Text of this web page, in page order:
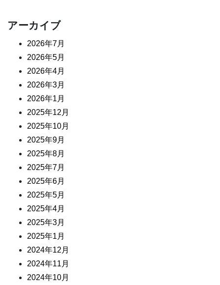
アーカイブ
2026年7月
2026年5月
2026年4月
2026年3月
2026年1月
2025年12月
2025年10月
2025年9月
2025年8月
2025年7月
2025年6月
2025年5月
2025年4月
2025年3月
2025年1月
2024年12月
2024年11月
2024年10月